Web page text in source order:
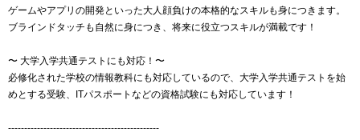
ゲームやアプリの開発といった大人顔負けの本格的なスキルも身につきます。
ブラインドタッチも自然に身につき、将来に役立つスキルが満載です！
〜 大学入学共通テストにも対応！〜
必修化された学校の情報教科にも対応しているので、大学入学共通テストを始
めとする受験、ITパスポートなどの資格試験にも対応しています！
-----------------------------------------------